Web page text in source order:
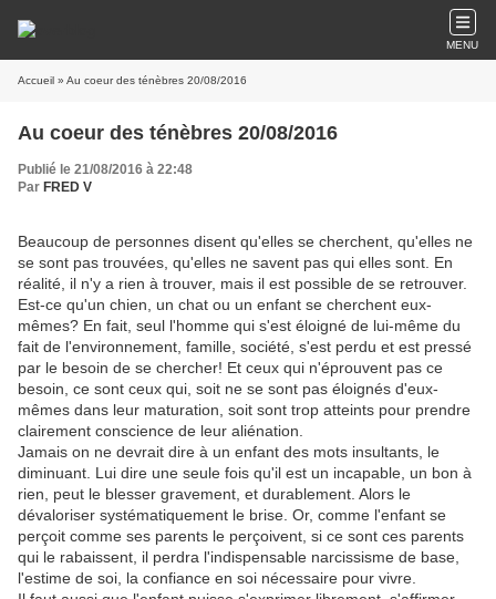
MENU
Accueil » Au coeur des ténèbres 20/08/2016
Au coeur des ténèbres 20/08/2016
Publié le 21/08/2016 à 22:48
Par FRED V
Beaucoup de personnes disent qu'elles se cherchent, qu'elles ne
se sont pas trouvées, qu'elles ne savent pas qui elles sont. En
réalité, il n'y a rien à trouver, mais il est possible de se retrouver.
Est-ce qu'un chien, un chat ou un enfant se cherchent eux-
mêmes? En fait, seul l'homme qui s'est éloigné de lui-même du
fait de l'environnement, famille, société, s'est perdu et est pressé
par le besoin de se chercher! Et ceux qui n'éprouvent pas ce
besoin, ce sont ceux qui, soit ne se sont pas éloignés d'eux-
mêmes dans leur maturation, soit sont trop atteints pour prendre
clairement conscience de leur aliénation.
Jamais on ne devrait dire à un enfant des mots insultants, le
diminuant. Lui dire une seule fois qu'il est un incapable, un bon à
rien, peut le blesser gravement, et durablement. Alors le
dévaloriser systématiquement le brise. Or, comme l'enfant se
perçoit comme ses parents le perçoivent, si ce sont ces parents
qui le rabaissent, il perdra l'indispensable narcissisme de base,
l'estime de soi, la confiance en soi nécessaire pour vivre.